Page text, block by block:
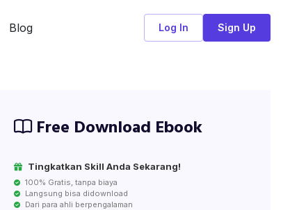
Blog Log In Sign Up
Free Download Ebook
Tingkatkan Skill Anda Sekarang!
100% Gratis, tanpa biaya
Langsung bisa didownload
Dari para ahli berpengalaman